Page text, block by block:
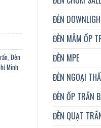
ĐÈN
ĐÈN MÂM ỐP
ĐÈN MPE
ĐÈN NGOẠI
ĐÈN ỐP TRẦN
ĐÈN QUẠT
Đèn
Minh